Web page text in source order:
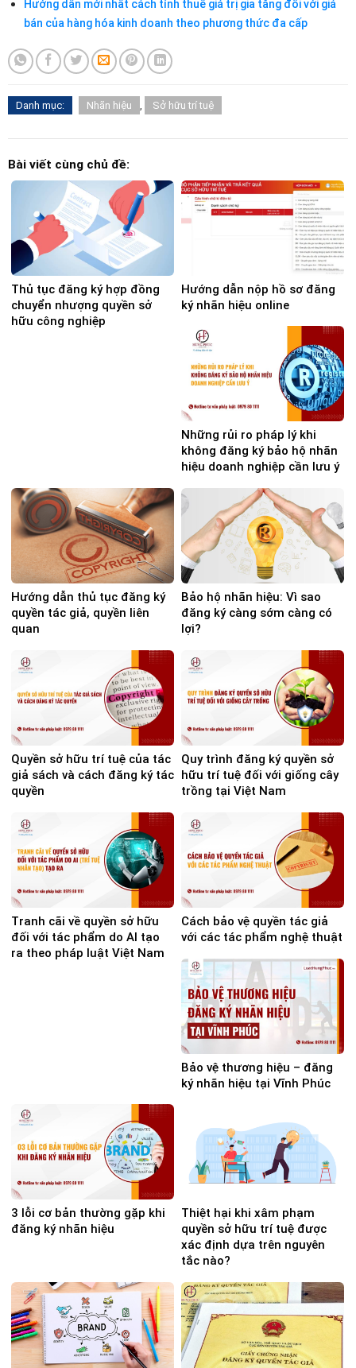
Hướng dẫn mới nhất cách tính thuế giá trị gia tăng đối với giá
bán của hàng hóa kinh doanh theo phương thức đa cấp
Danh mục: Nhãn hiệu Sở hữu trí tuệ
Bài viết cùng chủ đề:
Thủ tục đăng ký hợp đồng
chuyển nhượng quyền sở
hữu công nghiệp
Hướng dẫn nộp hồ sơ đăng
ký nhãn hiệu online
Những rủi ro pháp lý khi
không đăng ký bảo hộ nhãn
hiệu doanh nghiệp cần lưu ý
Hướng dẫn thủ tục đăng ký
quyền tác giả, quyền liên
quan
Bảo hộ nhãn hiệu: Vì sao
đăng ký càng sớm càng có
lợi?
Quyền sở hữu trí tuệ của tác
giả sách và cách đăng ký tác
quyền
Quy trình đăng ký quyền sở
hữu trí tuệ đối với giống cây
trồng tại Việt Nam
Tranh cãi về quyền sở hữu
đối với tác phẩm do AI tạo
ra theo pháp luật Việt Nam
Cách bảo vệ quyền tác giả
với các tác phẩm nghệ thuật
Bảo vệ thương hiệu – đăng
ký nhãn hiệu tại Vĩnh Phúc
3 lỗi cơ bản thường gặp khi
đăng ký nhãn hiệu
Thiệt hại khi xâm phạm
quyền sở hữu trí tuệ được
xác định dựa trên nguyên
tắc nào?